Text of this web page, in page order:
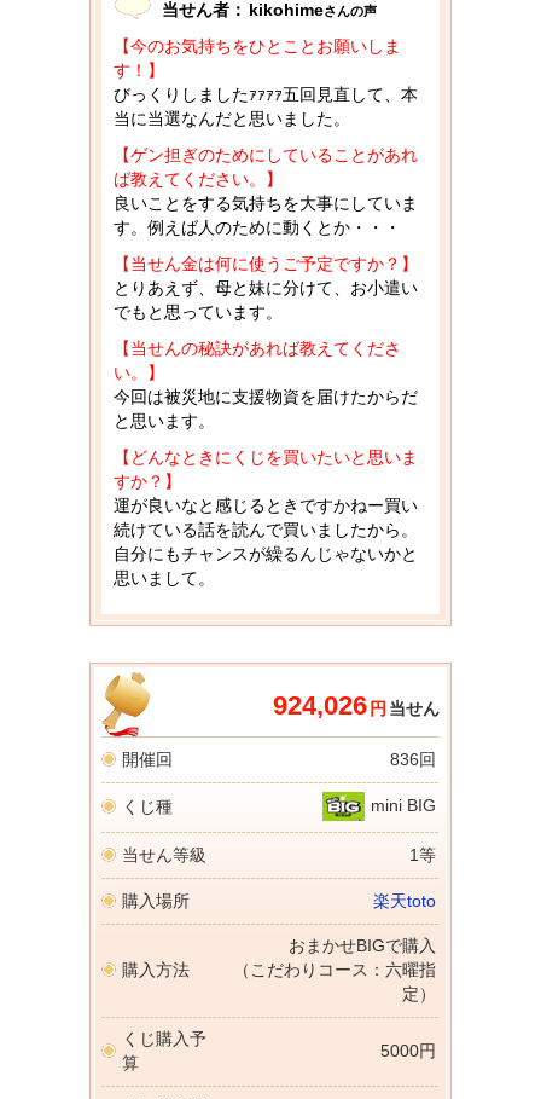
当せん者： kikohimeさんの声
【今のお気持ちをひとことお願いしま
す！】
びっくりしましたｧｧｧｧ五回見直して、本
当に当選なんだと思いました。
【ゲン担ぎのためにしていることがあれ
ば教えてください。】
良いことをする気持ちを大事にしていま
す。例えば人のために動くとか・・・
【当せん金は何に使うご予定ですか？】
とりあえず、母と妹に分けて、お小遣い
でもと思っています。
【当せんの秘訣があれば教えてくださ
い。】
今回は被災地に支援物資を届けたからだ
と思います。
【どんなときにくじを買いたいと思いま
すか？】
運が良いなと感じるときですかねー買い
続けている話を読んで買いましたから。
自分にもチャンスが繰るんじゃないかと
思いまして。
924,026円 当せん
開催回 836回
くじ種 mini BIG
当せん等級 1等
購入場所 楽天toto
購入方法
おまかせBIGで購入
（こだわりコース：六曜指
定）
くじ購入予
算
5000円